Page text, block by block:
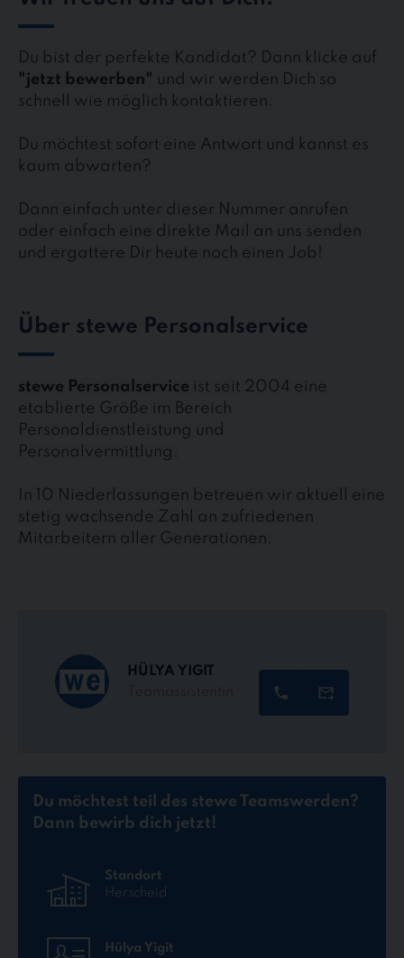
Du bist der perfekte Kandidat? Dann klicke auf
"jetzt bewerben" und wir werden Dich so
schnell wie möglich kontaktieren.
Du möchtest sofort eine Antwort und kannst es
kaum abwarten?
Dann einfach unter dieser Nummer anrufen
oder einfach eine direkte Mail an uns senden
und ergattere Dir heute noch einen Job!
Über stewe Personalservice
stewe Personalservice ist seit 2004 eine
etablierte Größe im Bereich
Personaldienstleistung und
Personalvermittlung.
In 10 Niederlassungen betreuen wir aktuell eine
stetig wachsende Zahl an zufriedenen
Mitarbeitern aller Generationen.
HÜLYA YIGIT
Du möchtest teil des stewe Teamswerden?
Dann bewirb dich jetzt!
Standort
Herscheid
Hülya Yigit